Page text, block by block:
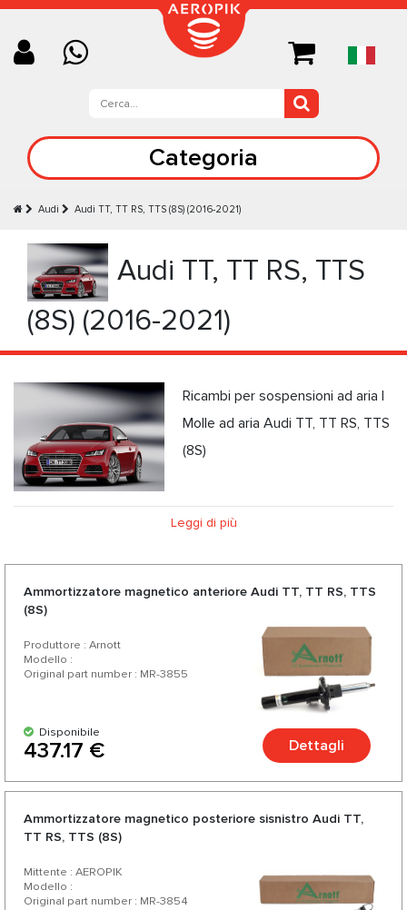
Categoria
Audi Audi TT, TT RS, TTS (8S) (2016-2021)
Audi TT, TT RS, TTS
(8S) (2016-2021)
Ricambi per sospensioni ad aria |
Molle ad aria Audi TT, TT RS, TTS
(8S)
Leggi di più
Ammortizzatore magnetico anteriore Audi TT, TT RS, TTS
(8S)
Produttore : Arnott
Modello :
Original part number : MR-3855
Disponibile
437.17 € Dettagli
Ammortizzatore magnetico posteriore sisnistro Audi TT,
TT RS, TTS (8S)
Mittente : AEROPIK
Modello :
Original part number : MR-3854